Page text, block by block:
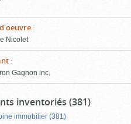
:
Nicolet
:
Gagnon inc.
inventoriés (381)
immobilier (381)